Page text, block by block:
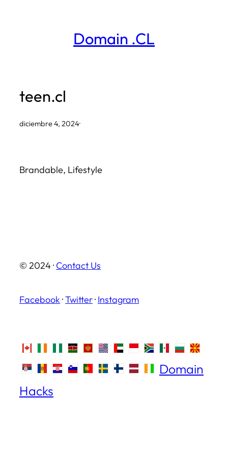
Domain .CL
teen.cl
diciembre 4, 2024·
Brandable, Lifestyle
© 2024 · Contact Us
Facebook ·Twitter· Instagram
Domain
Hacks